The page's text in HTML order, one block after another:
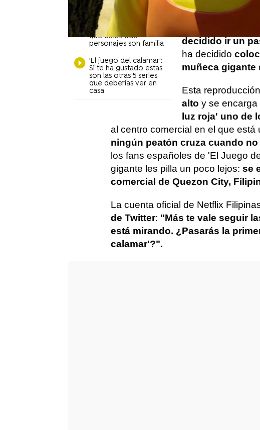
dinero
'El juego del calamar':
La teoría que sugiere
que estos dos
personajes son familia
'El juego del calamar':
Si te ha gustado estas
son las otras 5 series
que deberías ver en
casa
semanas antes.
Ahora, para
decidido ir un
ha decidido
muñeca gigante
Esta reproducción
alto y se encarga
luz roja' uno de
al centro comercial en el que
ningún peatón cruza cuando no
los fans españoles de 'El Juego
gigante les pilla un poco lejos: se
comercial de Quezon City,
La cuenta oficial de Netflix
de Twitter: "Más te vale seguir
está mirando. ¿Pasarás la
calamar'?".